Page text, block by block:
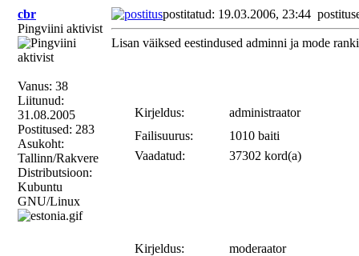
cbr
Pingviini aktivist
Vanus: 38
Liitunud:
31.08.2005
Postitused: 283
Asukoht:
Tallinn/Rakvere
Distributsioon:
Kubuntu
GNU/Linux
postitatud: 19.03.2006, 23:44
Lisan väiksed eestindused adminni ja mode
Kirjeldus:
administraator
Failisuurus:
1010 baiti
Vaadatud:
37302 kord(a)
Kirjeldus:
moderaator